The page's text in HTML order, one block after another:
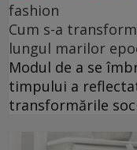
fashion
Cum s-a
lungul marilor
Modul de a se
timpului a
transformările